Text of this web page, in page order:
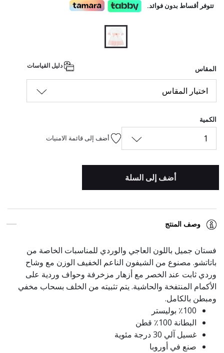
تتوفر أقساط بدون فوائد.
المقاس
اختيار المقاس
الكمية
1 أضف إلى قائمة الامنيات
أضف إلى السلة
وصف المنتج
فستان جميل باللون العاجي والوردي للمناسبات الخاصة من
باتاتشو. مصنوع من الشيفون الناعم الخفيف الوزن مع وشاح
وردي ثابت عند الخصر مع أزهار مزخرفة وحواف وردية على
الأكمام المنتفخة والحاشية. يتم تثبيته من الخلف بسحاب مخفي
ومبطن بالكامل.
٪100 بوليستر
البطانة 100٪ قطن
غسيل آلي 30 درجة مئوية
صنع في أوروبا